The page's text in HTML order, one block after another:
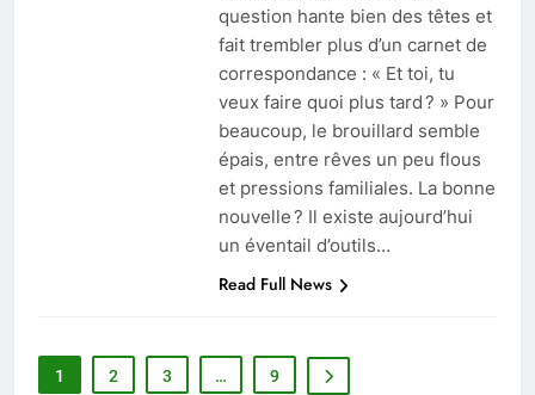
question hante bien des têtes et
fait trembler plus d’un carnet de
correspondance : « Et toi, tu
veux faire quoi plus tard ? » Pour
beaucoup, le brouillard semble
épais, entre rêves un peu flous
et pressions familiales. La bonne
nouvelle ? Il existe aujourd’hui
un éventail d’outils…
Read Full News
1 2 3 … 9